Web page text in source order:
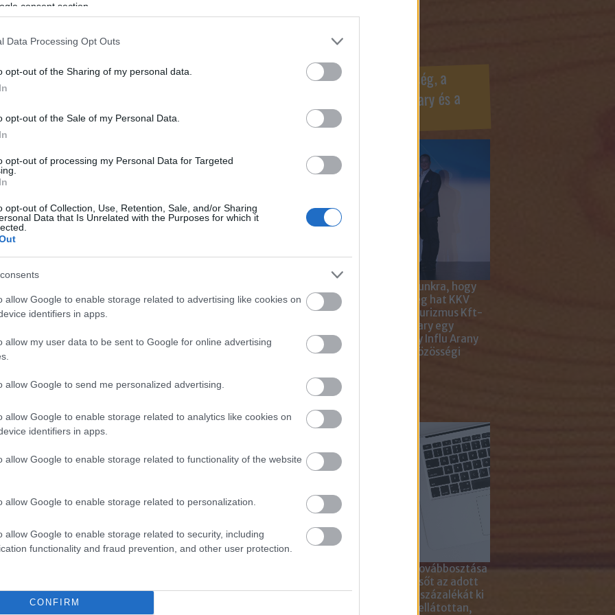
consent section.
Data Processing Opt Outs
opt-out of the Sharing of my personal data.
opt-out of the Sale of my Personal Data.
opt-out of processing my Personal Data for Targeted
opt-out of Collection, Use, Retention, Sale, and/or Sharing
Data that Is Unrelated with the Purposes for which it
allow Google to enable storage related to advertising like cookies on
identifiers in apps.
allow my user data to be sent to Google for online advertising
allow Google to send me personalized advertising.
allow Google to enable storage related to analytics like cookies on
identifiers in apps.
allow Google to enable storage related to functionality of the website
allow Google to enable storage related to personalization.
allow Google to enable storage related to security, including
functionality and fraud prevention, and other user protection.
CONFIRM
jelentősen megváltozott. A vállalkozásoknak ma
már nem elég rendszeresen posztolniuk és
gyors válaszokat várnak, személyre szabott
élményeket keresnek, és egyre nagyobb
Augusztus 2-től jelölni kell az
AI-tartalmakat? Itt az új EU
A mesterséges intelligencia megjelenése
hanganyagokat is AI segítségével. Ráadásul akár
Facebook oldaldoboz
Magyar Marketing Szövetség, a
KREATÍV, az Internet Hungary és a
turizmus szakma díjai
Nagy megtiszteltetés számunkra, hogy
Magyar Marketing Szövetség hat KKV
Marketing Gyémánt Díjjal, Turizmus Kft-
től 5 díjjal, az Internet Hungary egy
fődíjjal, a KREATÍV pedig egy Influ Arany
díjjal tüntette ki cégünket közösségi
Így használd cikkeinket...
Az anyagok linkkel történő továbbosztása
természetesen lehetséges, sőt az adott
blogcikkben lévő tartalom 5 százalékát ki
is másolhatod idézőjelekkel ellátottan,